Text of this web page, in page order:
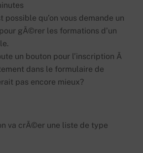
possible qu’on vous demande un
gÃ©rer les formations d’un
un bouton pour l’inscription Ã
dans le formulaire de
pas encore mieux?
va crÃ©er une liste de type